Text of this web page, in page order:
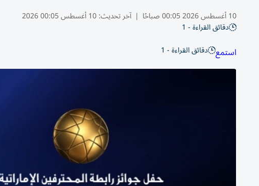
10 أغسطس 2026 00:05 صباحًا | آخر تحديث:10 أغسطس 00:05 2026
دقائق القراءة - 1
استمع دقائق القراءة - 1